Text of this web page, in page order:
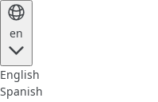
en
English
Spanish